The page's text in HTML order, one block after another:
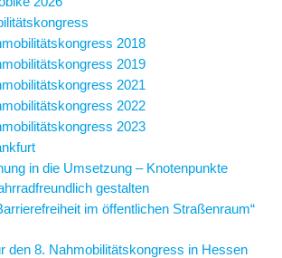
2018
2019
2021
2022
2023
in die Umsetzung – Knotenpunkte
gestalten
im öffentlichen Straßenraum“
den 8. Nahmobilitätskongress in Hessen